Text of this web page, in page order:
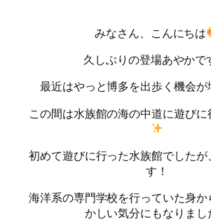
みなさん、こんにちは
久しぶりの登場あやかで
最近はやっと博多を出歩く機会が
この間は水族館の海の中道に遊びに
初めて遊びに行った水族館でした
す！
海洋系の専門学校を行っていた身
かしい気分にもなりまし